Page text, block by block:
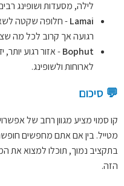
לילה, מסעדות ושופינג
Lamai- חלופה שקטה
רגועה אך קרוב לכל מה
Bophut- אזור רגוע
לארוחות ולשופינג.
💬 סיכום
קו סמוי מציע מגוון רחב של
מטייל. בין אם אתם מחפשים
בתקציב נמוך, תוכלו למצוא
הזה.